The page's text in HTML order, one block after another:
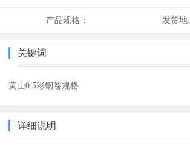
产品规格： 发货地:
关键词
黄山0.5彩钢卷规格
详细说明